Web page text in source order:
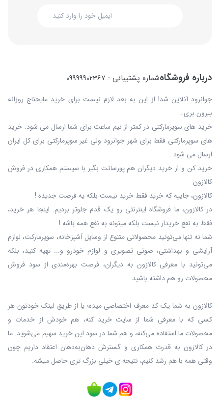
درباره فروشگاهشماره پشتیبانی : 09999902367
جوانرود آنلاین شد! از این به بعد لازم نیست برای خرید مایحتاج روزانه
بیرون بری…
خرید های سوپرمارکتی در کمتر از نیم ساعت برای شما ارسال می شود. خرید
های سوپرمارکتی فقط برای شهر جوانرود ولی غیر سوپرمارکتی برای کل ایران
ارسال می شود .
خرید کن و از خرید دیگران هم پورسانت بگیر با سیستم همکاری در فروش
کالازون
کالازون، جاییه که خرید فقط خرید نیست بلکه یه فرصت جدیده !
در کالازون، ما فروشگاه اینترنتی رو یک قدم جلوتر بردیم. اینجا هر خرید،
فقط به نفع خریدار نیست بلکه میتونه به نفع همه باشه !
شما نه‌ تنها می‌تونید محصولاتی متنوع از وسایل آشپزخانه، سوپرمارکت، لوازم
آرایشی و بهداشتی، صوتی تصویری و لوازم خودرو و... تهیه کنید، بلکه
می‌تونید با معرفی کالازون به دیگران، فرصت بهره‌مندی از سود فروش
محصولات رو هم داشته باشید.
کالازون به شما یک کد معرف اختصاصی میده؛ یا از طریق لینک خودتون هر
کسی که با معرفی شما از سایت خرید کنه، هم خودش از خدمات و
محصولات ما استفاده می‌کنه، و هم شما در سود این خرید سهیم می‌شوید. ما
در کالازون به قدرت همکاری و گسترش دهان‌به‌دهان اعتقاد داریم چون
وقتی همه با هم رشد کنیم، نتیجه ی خیلی بزرگ‌ تری حاصل میشه.